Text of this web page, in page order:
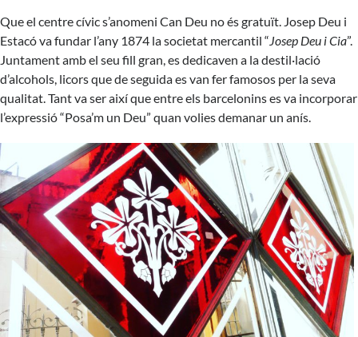
Que el centre cívic s’anomeni Can Deu no és gratuït. Josep Deu i
Estacó va fundar l’any 1874 la societat mercantil “Josep Deu i Cia”.
Juntament amb el seu fill gran, es dedicaven a la destil·lació
d’alcohols, licors que de seguida es van fer famosos per la seva
qualitat. Tant va ser així que entre els barcelonins es va incorporar
l’expressió “Posa’m un Deu” quan volies demanar un anís.